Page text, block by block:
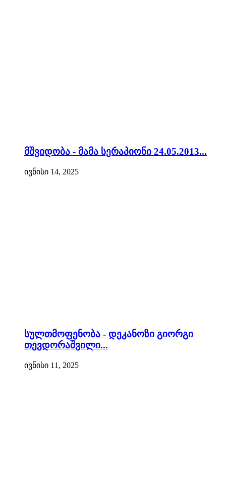
მშვიდობა - მამა სერაპიონი 24.05.2013...
ივნისი 14, 2025
სულთმოფენობა - დეკანოზი გიორგი
თევდორაშვილი...
ივნისი 11, 2025